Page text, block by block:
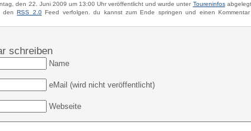
den 22. Juni 2009 um 13:00 Uhr veröffentlicht und wurde unter Toureninfos
denRSS 2.0Feed verfolgen. du kannst zum Ende springen und einen
schreiben
Name
eMail (wird nicht veröffentlicht)
Webseite